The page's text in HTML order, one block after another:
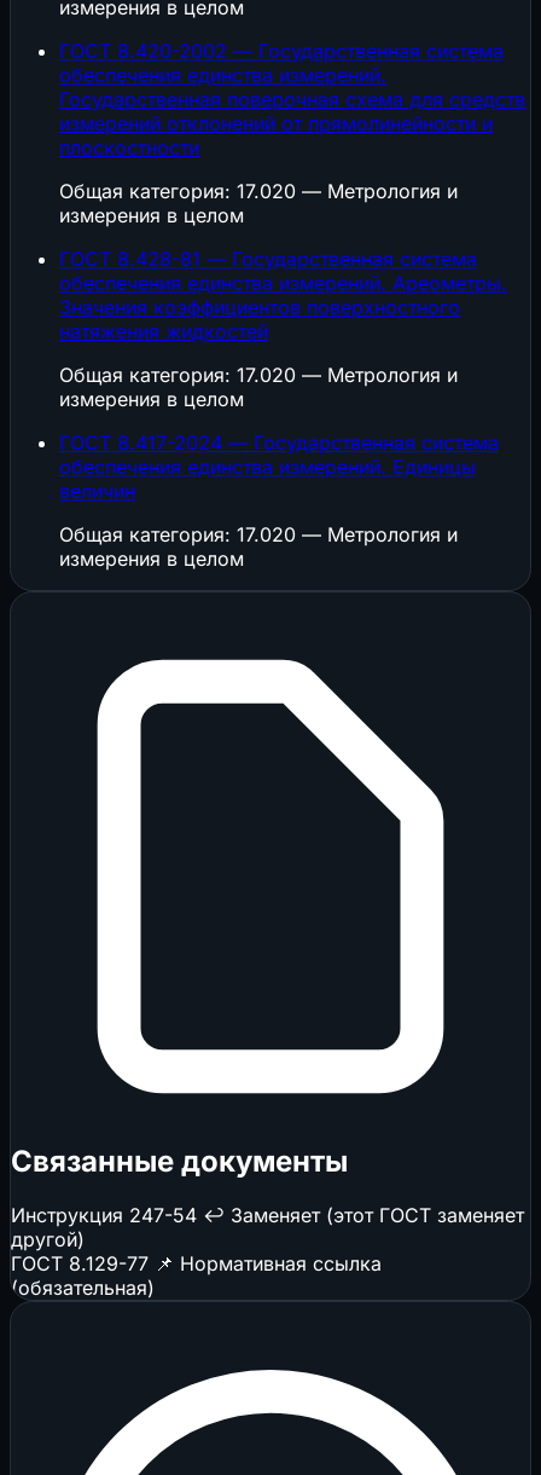
измерения в целом
ГОСТ 8.420-2002 — Государственная система
обеспечения единства измерений.
Государственная поверочная схема для средств
измерений отклонений от прямолинейности и
плоскостности
Общая категория: 17.020 — Метрология и
измерения в целом
ГОСТ 8.428-81 — Государственная система
обеспечения единства измерений. Ареометры.
Значения коэффициентов поверхностного
натяжения жидкостей
Общая категория: 17.020 — Метрология и
измерения в целом
ГОСТ 8.417-2024 — Государственная система
обеспечения единства измерений. Единицы
величин
Общая категория: 17.020 — Метрология и
измерения в целом
Связанные документы
Инструкция 247-54 ↩️ Заменяет (этот ГОСТ заменяет
другой)
ГОСТ 8.129-77 📌 Нормативная ссылка
(обязательная)